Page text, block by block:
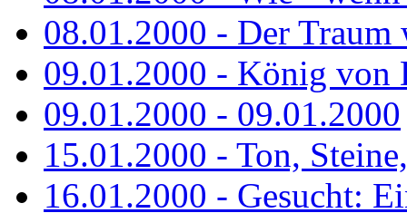
08.01.2000 - Der Traum
09.01.2000 - König von
09.01.2000 - 09.01.2000
15.01.2000 - Ton,
16.01.2000 - Gesucht: